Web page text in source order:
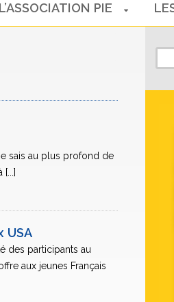
L’ASSOCIATION PIE
sais au plus profond de
USA
des participants au
aux jeunes Français